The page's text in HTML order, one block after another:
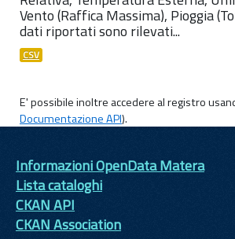
Vento (Raffica Massima), Pioggia
dati riportati sono rilevati...
CSV
E' possibile inoltre accedere al registro
Documentazione API).
Informazioni OpenData Matera
Lista cataloghi
CKAN API
CKAN Association